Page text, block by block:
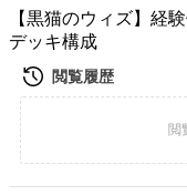
【黒猫のウィズ】経
デッキ構成